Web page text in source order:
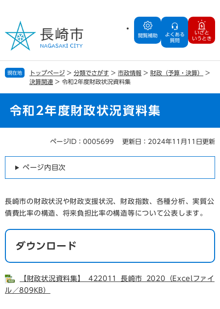
の
で
す
ー
ば
し
閲覧補助
よくある
質問
いざと
いうとき
現在地 トップページ > 分類でさがす > 市政情報 > 財政（予算・決算）
>
決算関連 > 令和2年度財政状況資料集
令和2年度財政状況資料集
ページID：0005699 更新日：2024年11月11日更新
ページ内目次
長崎市の財政状況や財政支援状況、財政指数、各種分析、実質公
債費比率の構造、将来負担比率の構造等について公表します。
ダウンロード
【財政状況資料集】_422011_長崎市_2020（Excelファイ
ル／809KB）